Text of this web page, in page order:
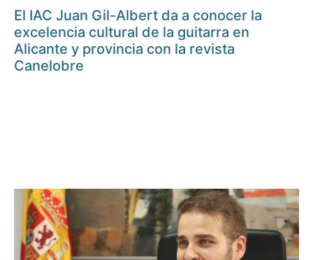
El IAC Juan Gil-Albert da a conocer la
excelencia cultural de la guitarra en
Alicante y provincia con la revista
Canelobre